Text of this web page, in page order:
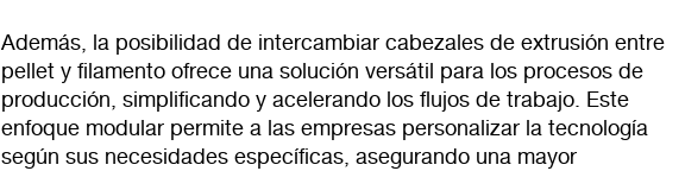
Además, la posibilidad de intercambiar cabezales de extrusión entre
pellet y filamento ofrece una solución versátil para los procesos de
producción, simplificando y acelerando los flujos de trabajo. Este
enfoque modular permite a las empresas personalizar la tecnología
según sus necesidades específicas, asegurando una mayor